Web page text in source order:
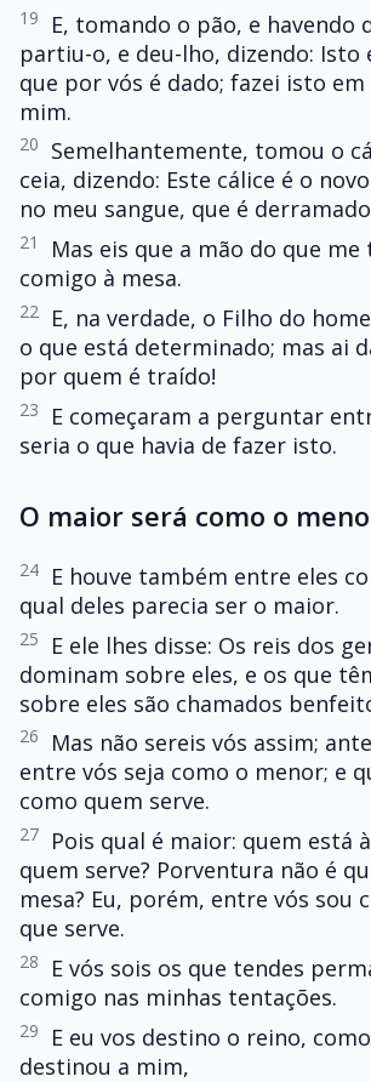
19
E, tomando o pão, e havendo
partiu-o, e deu-lho, dizendo: Isto
que por vós é dado; fazei isto
mim.
20
Semelhantemente, tomou o
ceia, dizendo: Este cálice é o
no meu sangue, que é
21
Mas eis que a mão do que
comigo à mesa.
22
E, na verdade, o Filho do
o que está determinado; mas ai
por quem é traído!
23
E começaram a perguntar
seria o que havia de fazer isto.
O maior será como o
24
E houve também entre eles
qual deles parecia ser o maior.
25
E ele lhes disse: Os reis dos
dominam sobre eles, e os que
sobre eles são chamados
26
Mas não sereis vós assim;
entre vós seja como o menor; e
como quem serve.
27
Pois qual é maior: quem está
quem serve? Porventura não é
mesa? Eu, porém, entre vós sou
que serve.
28
E vós sois os que tendes
comigo nas minhas tentações.
29
E eu vos destino o reino,
destinou a mim,